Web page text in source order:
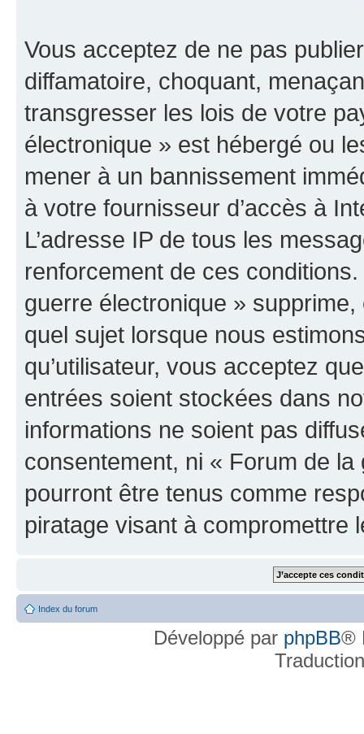
Vous acceptez de ne pas
diffamatoire, choquant,
transgresser les lois de votre
électronique » est hébergé ou
mener à un bannissement
à votre fournisseur d’accès à
L’adresse IP de tous les
renforcement de ces
guerre électronique »
quel sujet lorsque nous
qu’utilisateur, vous acceptez
entrées soient stockées dans
informations ne soient pas
consentement, ni « Forum de
pourront être tenus comme
piratage visant à compromettre
Index du forum
Développé par phpBB®